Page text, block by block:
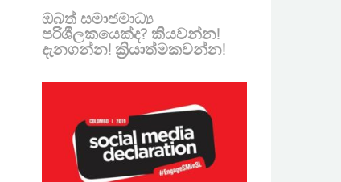
ඔබත් සමාජමාධ්‍ය
පරිශීලකයෙක්ද? කියවන්න!
දැනගන්න! ක්‍රියාත්මකවන්න!